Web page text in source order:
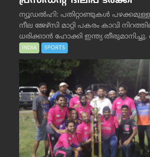
ന്യൂഡൽഹി: പതിറ്റാണ്ടുകൾ
നീല ജേഴ്‌സി മാറ്റി പകരം കാവി
ധരിക്കാൻ ഹോക്കി ഇന്ത്യ തീരുമാനിച്ചു.
INDIA SPORTS